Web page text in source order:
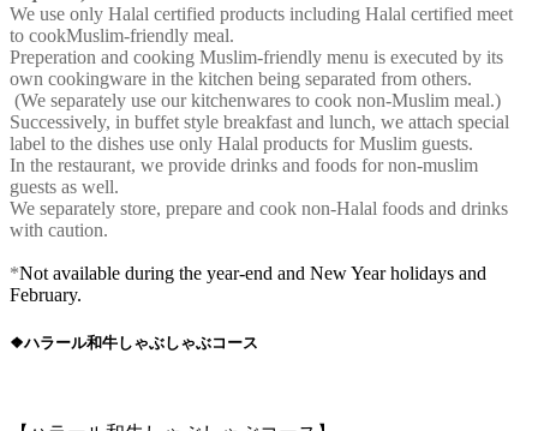
We use only Halal certified products including Halal certified meet
to cookMuslim-friendly meal.
Preperation and cooking Muslim-friendly menu is executed by its
own cookingware in the kitchen being separated from others.
(We separately use our kitchenwares to cook non-Muslim meal.)
Successively, in buffet style breakfast and lunch, we attach special
label to the dishes use only Halal products for Muslim guests.
In the restaurant, we provide drinks and foods for non-muslim
guests as well.
We separately store, prepare and cook non-Halal foods and drinks
with caution.
*Not available during the year-end and New Year holidays and
February.
❖ハラール和牛しゃぶしゃぶコース